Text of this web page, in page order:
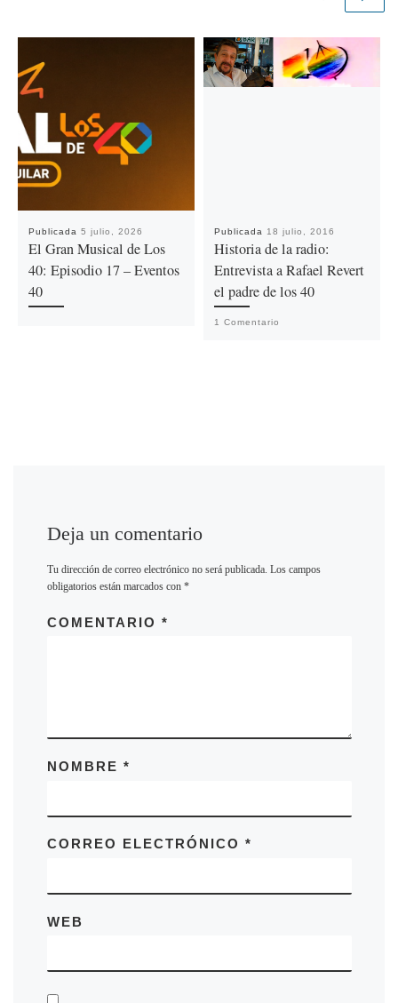
Publicada 5 julio, 2026
El Gran Musical de Los
40: Episodio 17 – Eventos
40
Publicada 18 julio, 2016
Historia de la radio:
Entrevista a Rafael Revert
el padre de los 40
1 Comentario
Deja un comentario
Tu dirección de correo electrónico no será publicada. Los campos
obligatorios están marcados con *
COMENTARIO *
NOMBRE *
CORREO ELECTRÓNICO *
WEB